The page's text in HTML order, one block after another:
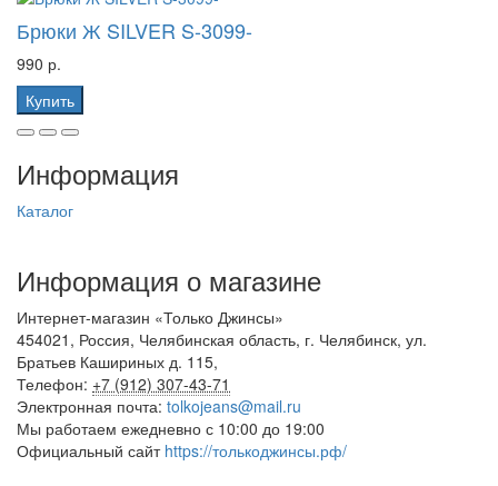
Брюки Ж SILVER S-3099-
990 р.
Купить
Информация
Каталог
Информация о магазине
Интернет-магазин «Только Джинсы»
454021 , Россия, Челябинская область, г. Челябинск, ул.
Братьев Кашириных д. 115,
Телефон: +7 (912) 307-43-71
Электронная почта: tolkojeans@mail.ru
Мы работаем ежедневно с 10:00 до 19:00
Официальный сайт https://толькоджинсы.рф/